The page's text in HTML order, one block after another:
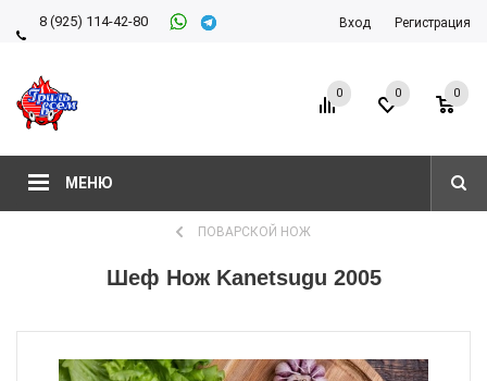
8 (925) 114-42-80
Вход Регистрация
МЕНЮ
0 0
0
ПОВАРСКОЙ НОЖ
Шеф Нож Kanetsugu 2005